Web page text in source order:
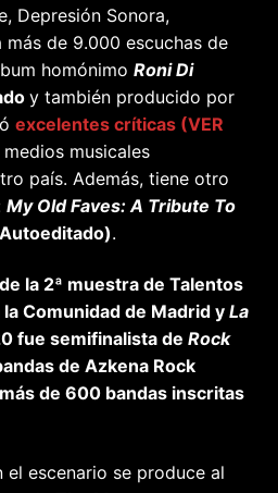
Depresión Sonora,
más de 9.000 escuchas de
homónimo Roni Di
y también producido por
excelentes críticas (VER
musicales
país. Además, tiene otro
My Old Faves: A Tribute To
.
la 2ª muestra de Talentos
Comunidad de Madrid yLa
fue semifinalista de Rock
de Azkena Rock
de 600 bandas inscritas
escenario se produce al